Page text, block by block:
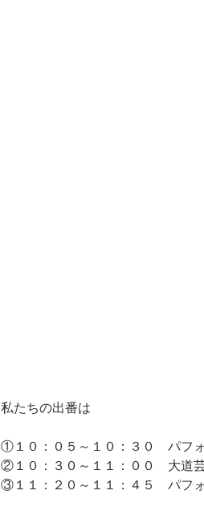
私たちの出番は
①１０：０５～１０：３０　パフ
②１０：３０～１１：００　大道
③１１：２０～１１：４５　パフ